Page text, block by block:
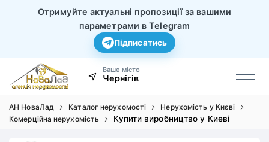
Отримуйте актуальні пропозиції за вашими
параметрами в Telegram
Підписатись
Ваше місто
Чернігів
АН НоваЛад Каталог нерухомості
Нерухомість у Києві
Комерційна нерухомість
Купити виробництво у Киеві